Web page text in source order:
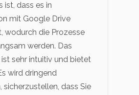
ist, dass es in
mit Google Drive
wodurch die Prozesse
werden. Das
sehr intuitiv und bietet
wird dringend
sicherzustellen, dass Sie